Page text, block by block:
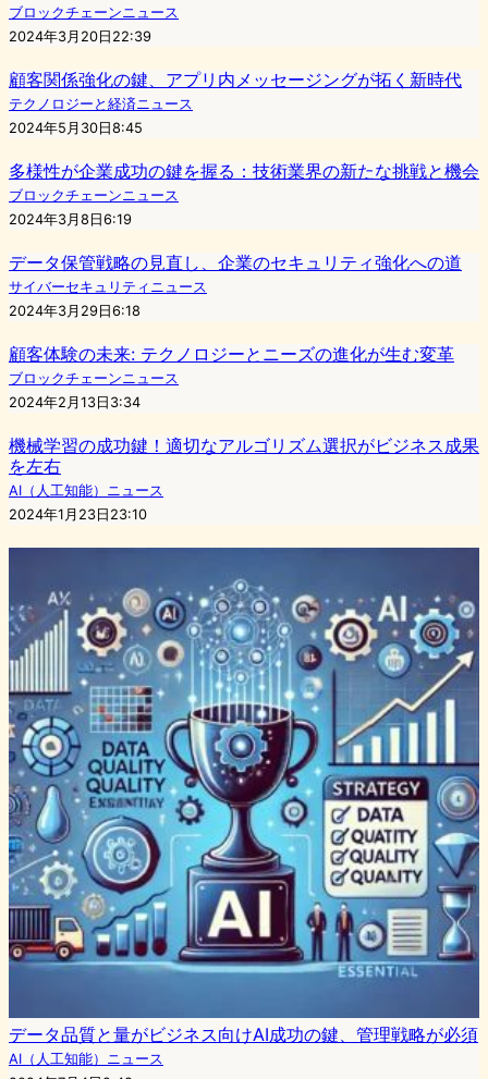
ブロックチェーンニュース
2024年3月20日22:39
顧客関係強化の鍵、アプリ内メッセージングが拓く新時代
テクノロジーと経済ニュース
2024年5月30日8:45
多様性が企業成功の鍵を握る：技術業界の新たな挑戦と機会
ブロックチェーンニュース
2024年3月8日6:19
データ保管戦略の見直し、企業のセキュリティ強化への道
サイバーセキュリティニュース
2024年3月29日6:18
顧客体験の未来: テクノロジーとニーズの進化が生む変革
ブロックチェーンニュース
2024年2月13日3:34
機械学習の成功鍵！適切なアルゴリズム選択がビジネス成果
を左右
AI（人工知能）ニュース
2024年1月23日23:10
データ品質と量がビジネス向けAI成功の鍵、管理戦略が必須
AI（人工知能）ニュース